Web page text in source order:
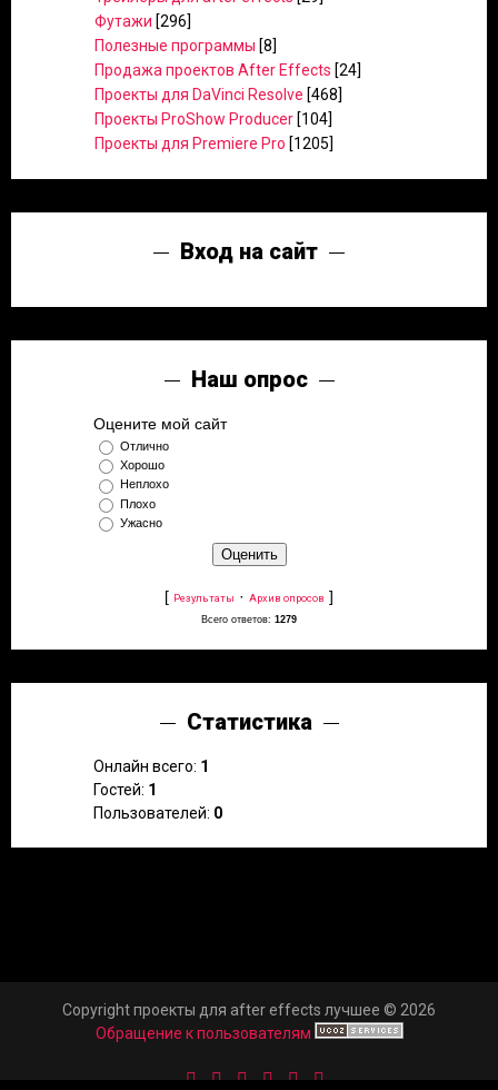
Футажи [296]
Полезные программы [8]
Продажа проектов After Effects [24]
Проекты для DaVinci Resolve [468]
Проекты ProShow Producer [104]
Проекты для Premiere Pro [1205]
Вход на сайт
Наш опрос
Оцените мой сайт
Отлично
Хорошо
Неплохо
Плохо
Ужасно
[ Результаты · Архив опросов ]
Всего ответов: 1279
Статистика
Онлайн всего: 1
Гостей: 1
Пользователей: 0
Copyright проекты для after effects лучшее © 2026
Обращение к пользователям